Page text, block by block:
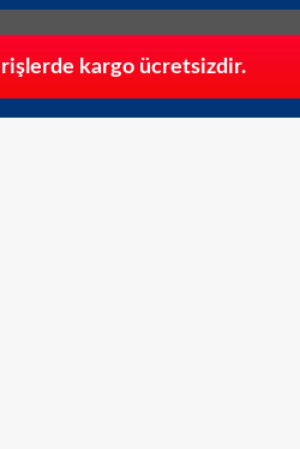
kargo ücretsizdir.